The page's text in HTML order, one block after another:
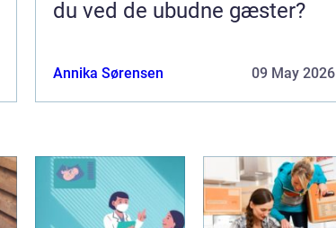
du ved de ubudne gæster?
Annika Sørensen 09 May 2026